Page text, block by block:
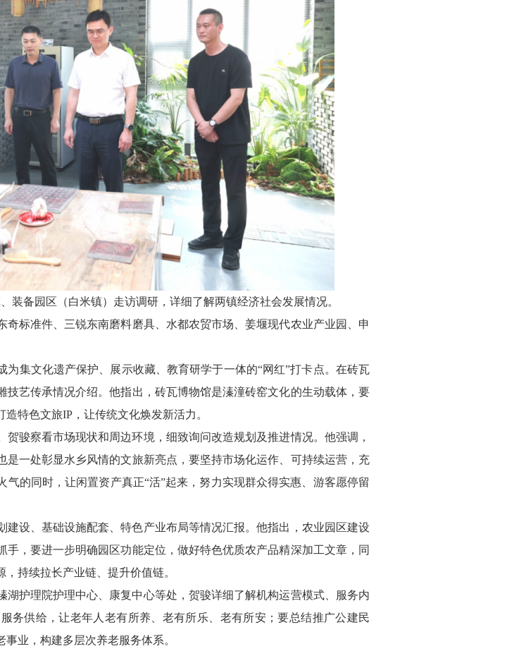
装备园区（白米镇）走访调研，详细了解两镇经济社会发展情况。
标准件、三锐东南磨料磨具、水都农贸市场、姜堰现代农业产业园、申
集文化遗产保护、展示收藏、教育研学于一体的“网红”打卡点。在砖瓦
艺传承情况介绍。他指出，砖瓦博物馆是溱潼砖窑文化的生动载体，要
特色文旅IP，让传统文化焕发新活力。
骏察看市场现状和周边环境，细致询问改造规划及推进情况。他强调，
一处彰显水乡风情的文旅新亮点，要坚持市场化运作、可持续运营，充
的同时，让闲置资产真正“活”起来，努力实现群众得实惠、游客愿停留
设、基础设施配套、特色产业布局等情况汇报。他指出，农业园区建设
，要进一步明确园区功能定位，做好特色优质农产品精深加工文章，同
持续拉长产业链、提升价值链。
护理院护理中心、康复中心等处，贺骏详细了解机构运营模式、服务内
务供给，让老年人老有所养、老有所乐、老有所安；要总结推广公建民
业，构建多层次养老服务体系。